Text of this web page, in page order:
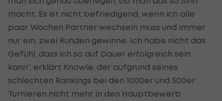
macht. Es ist nicht befriedigend, wenn ich alle
paar Wochen Partner wechseln muss und immer
nur ein, zwei Runden gewinne. Ich habe nicht das
Gefühl, dass ich so auf Dauer erfolgreich sein
kann“, erklärt Knowle, der aufgrund seines
schlechten Rankings bei den 1000er und 500er
Turnieren nicht mehr in den Hauptbewerb